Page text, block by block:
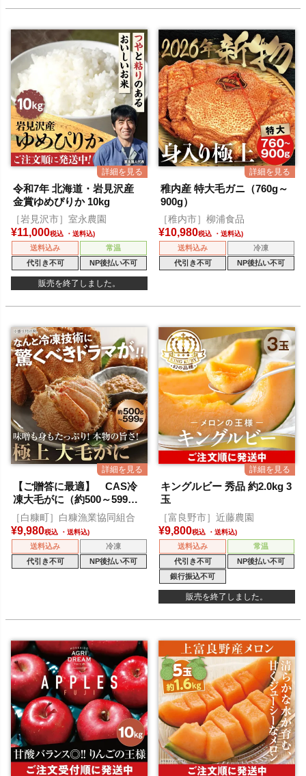
令和7年 北海道・岩見沢産
金賞ゆめぴりか 10kg
［岩見沢市］室永農園
¥11,000税込
送料込み
常温
代引き不可
NP後払い不可
販売を終了しました。
稚内産 特大毛ガニ（760g～
900g）
［稚内市］柳浦食品
¥10,980税込
送料込み
冷凍
代引き不可
NP後払い不可
【ご贈答に最適】 CAS冷
凍大毛がに（約500～599
ｇ）1尾
［白糠町］白糠漁業協同組合
¥9,980税込
送料込み
冷凍
代引き不可
NP後払い不可
キングルビー 秀品 約2.0kg 3
玉
［富良野市］近藤農園
¥9,800税込
送料込み
常温
代引き不可
NP後払い不可
銀行振込不可
販売を終了しました。